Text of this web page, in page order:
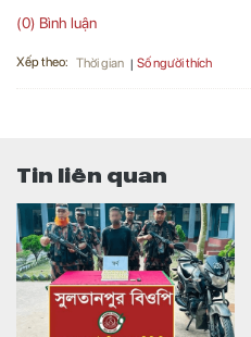
(0) Bình luận
Xếp theo: Thời gian Số người thích
Tin liên quan